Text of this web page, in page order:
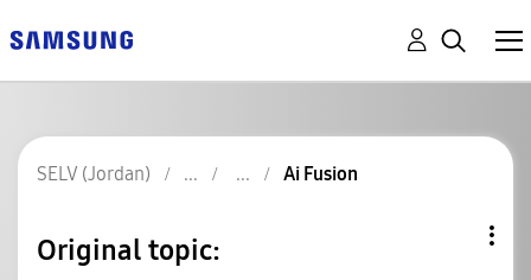
SELV (Jordan) Ai Fusion
Original topic: